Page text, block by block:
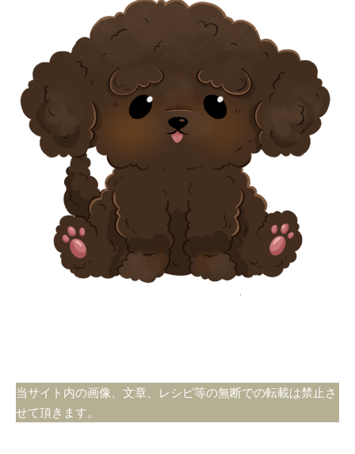
当サイト内の画像、文章、レシピ等の無断での転載は禁止さ
せて頂きます。